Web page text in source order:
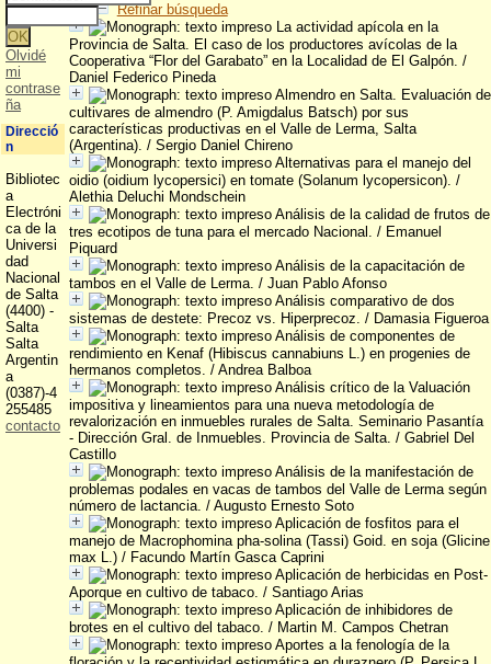
Refinar búsqueda
La actividad apícola en la
Provincia de Salta. El caso de los productores avícolas de la
Cooperativa “Flor del Garabato” en la Localidad de El Galpón. /
Daniel Federico Pineda
Almendro en Salta. Evaluación de
cultivares de almendro (P. Amigdalus Batsch) por sus
características productivas en el Valle de Lerma, Salta
(Argentina). / Sergio Daniel Chireno
Alternativas para el manejo del
oidio (oidium lycopersici) en tomate (Solanum lycopersicon). /
Alethia Deluchi Mondschein
Análisis de la calidad de frutos de
tres ecotipos de tuna para el mercado Nacional. / Emanuel
Piquard
Análisis de la capacitación de
tambos en el Valle de Lerma. / Juan Pablo Afonso
Análisis comparativo de dos
sistemas de destete: Precoz vs. Hiperprecoz. / Damasia Figueroa
Análisis de componentes de
rendimiento en Kenaf (Hibiscus cannabiuns L.) en progenies de
hermanos completos. / Andrea Balboa
Análisis crítico de la Valuación
impositiva y lineamientos para una nueva metodología de
revalorización en inmuebles rurales de Salta. Seminario Pasantía
- Dirección Gral. de Inmuebles. Provincia de Salta. / Gabriel Del
Castillo
Análisis de la manifestación de
problemas podales en vacas de tambos del Valle de Lerma según
número de lactancia. / Augusto Ernesto Soto
Aplicación de fosfitos para el
manejo de Macrophomina pha-solina (Tassi) Goid. en soja (Glicine
max L.)/ Facundo Martín Gasca Caprini
Aplicación de herbicidas en Post-
Aporque en cultivo de tabaco. / Santiago Arias
Aplicación de inhibidores de
brotes en el cultivo del tabaco. / Martin M. Campos Chetran
Aportes a la fenología de la
Olvidé
mi
contrase
ña
Direcció
n
Bibliotec
a
Electróni
ca de la
Universi
dad
Nacional
de Salta
(4400) -
Salta
Salta
Argentin
a
(0387)-4
255485
contacto